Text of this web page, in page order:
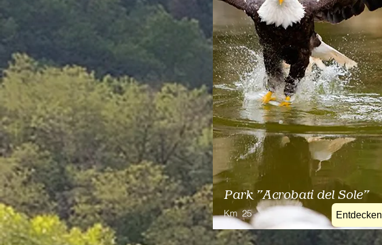
Park "Acrobati del Sole"
Km 25 Entdecken